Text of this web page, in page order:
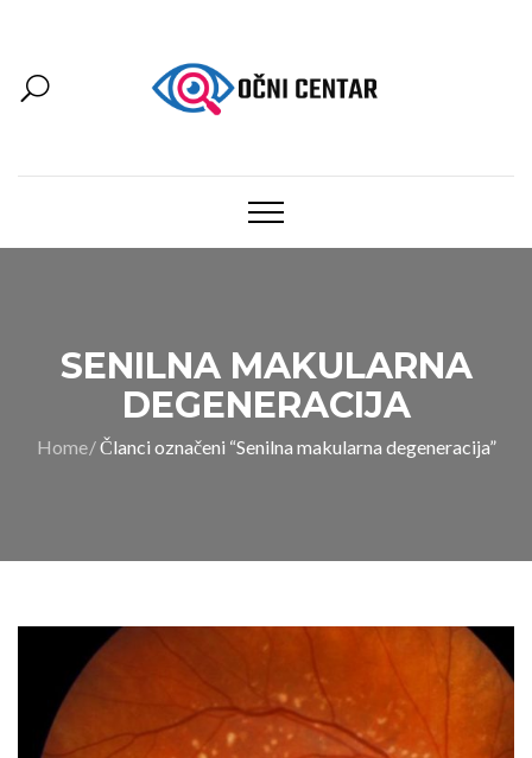
SENILNA MAKULARNA
DEGENERACIJA
Home Članci označeni “Senilna makularna degeneracija”